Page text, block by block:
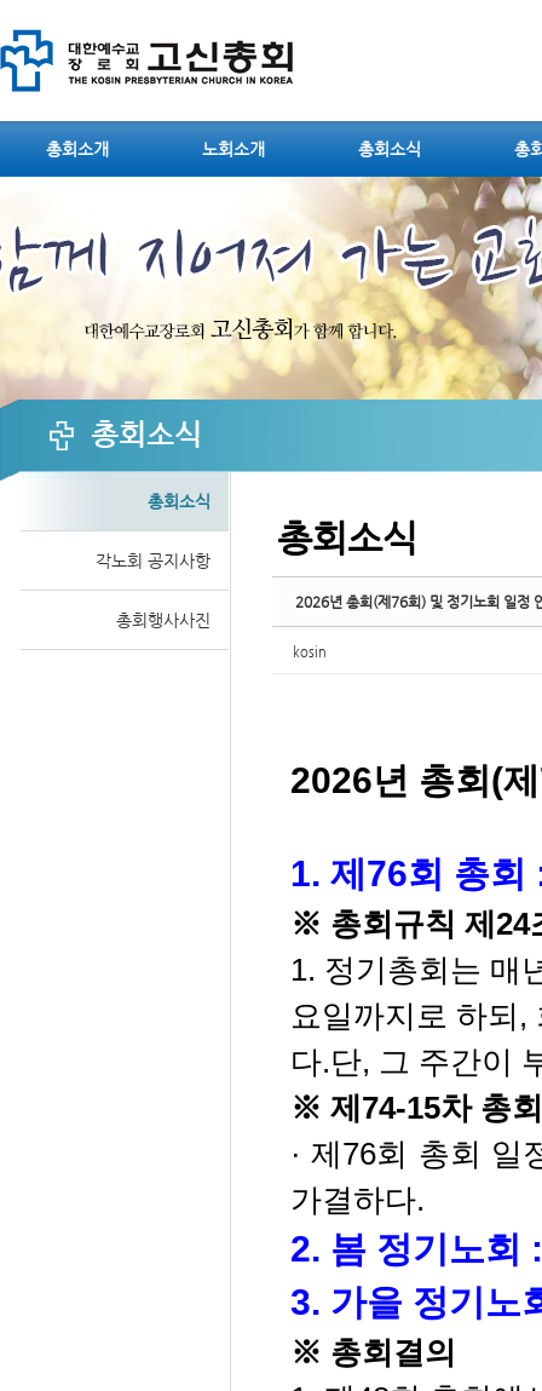
총회소개 노회소개 총회소식 총
총회소식
총회소식
각노회 공지사항
총회행사사진
총회소식
2026년 총회(제76회) 및 정기노회 일정
kosin
2026년 총회(
1. 제76회 총회
※ 총회규칙 제24
1. 정기총회는 매
요일까지로 하되
다.단, 그 주간이
※ 제74-15차 총
· 제76회 총회 일
가결하다.
2. 봄 정기노회
3. 가을 정기노
※ 총회결의
Sketchbook5, 스케치북5
Sketchbook5, 스케치북5